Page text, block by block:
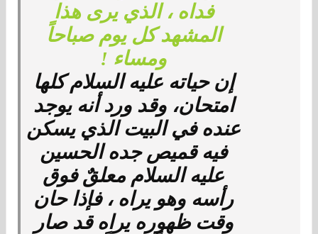
فداه ، الذي يرى هذا
المشهد كل يوم صباحاً
ومساء !
إن حياته عليه السلام كلها
امتحان، وقد ورد أنه يوجد
عنده في البيت الذي يسكن
فيه قميص جده الحسين
عليه السلام معلقٌ فوق
رأسه وهو يراه ، فإذا حان
وقت ظهوره يراه قد صار